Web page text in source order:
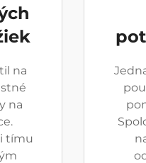
na
na
tímu